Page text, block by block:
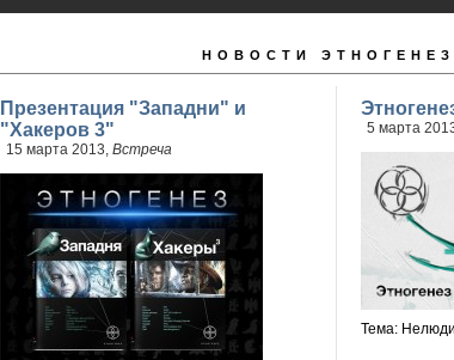
НОВОСТИ
Презентация "Западни" и
"Хакеров 3"
15 марта 2013, Встреча
5 марта
Тема: